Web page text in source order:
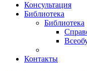
Консультация
Библиотека
Библиотека
Контакты